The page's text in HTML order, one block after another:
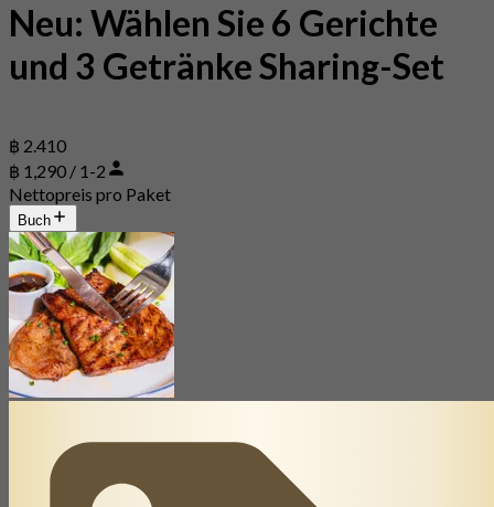
Neu: Wählen Sie 6 Gerichte
und 3 Getränke Sharing-Set
฿ 2.410
฿ 1,290 / 1-2
Nettopreis pro Paket
Buch